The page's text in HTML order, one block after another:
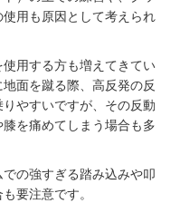
用も原因として考えられ
用する方も増えてきてい
面を蹴る際、高反発の反
やすいですが、その反動
を痛めてしまう場合も多
の強すぎる踏み込みや叩
要注意です。